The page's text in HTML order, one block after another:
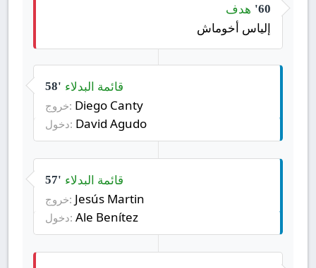
60' هدف
إلياس أخوماش
58' قائمة البدلاء
خروج: Diego Canty
دخول: David Agudo
57' قائمة البدلاء
خروج: Jesús Martin
دخول: Ale Benítez